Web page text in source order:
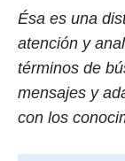
Ésa es una
atención y
términos de
mensajes y
con los